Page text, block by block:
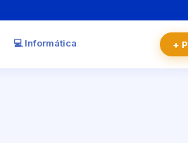
💻 Informática +